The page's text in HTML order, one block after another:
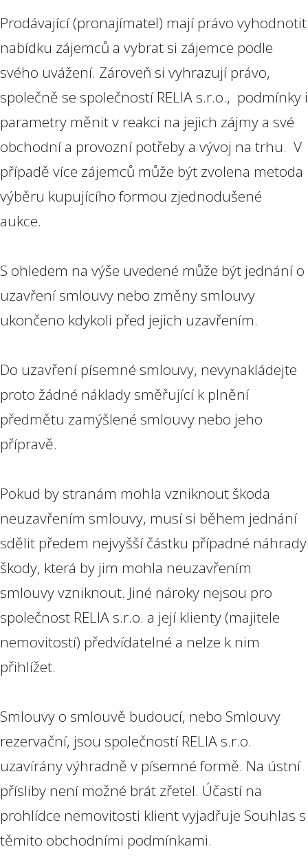
Prodávající (pronajímatel) mají právo vyhodnotit
nabídku zájemců a vybrat si zájemce podle
svého uvážení. Zároveň si vyhrazují právo,
společně se společností RELIA s.r.o., podmínky i
parametry měnit v reakci na jejich zájmy a své
obchodní a provozní potřeby a vývoj na trhu. V
případě více zájemců může být zvolena metoda
výběru kupujícího formou zjednodušené
aukce.
S ohledem na výše uvedené může být jednání o
uzavření smlouvy nebo změny smlouvy
ukončeno kdykoli před jejich uzavřením.
Do uzavření písemné smlouvy, nevynakládejte
proto žádné náklady směřující k plnění
předmětu zamýšlené smlouvy nebo jeho
přípravě.
Pokud by stranám mohla vzniknout škoda
neuzavřením smlouvy, musí si během jednání
sdělit předem nejvyšší částku případné náhrady
škody, která by jim mohla neuzavřením
smlouvy vzniknout. Jiné nároky nejsou pro
společnost RELIA s.r.o. a její klienty (majitele
nemovitostí) předvídatelné a nelze k nim
přihlížet.
Smlouvy o smlouvě budoucí, nebo Smlouvy
rezervační, jsou společností RELIA s.r.o.
uzavírány výhradně v písemné formě. Na ústní
přísliby není možné brát zřetel. Účastí na
prohlídce nemovitosti klient vyjadřuje Souhlas s
těmito obchodními podmínkami.